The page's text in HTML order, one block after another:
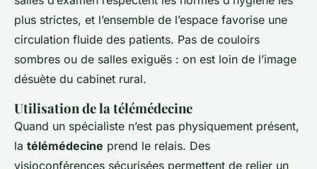
plus strictes, et l’ensemble de l’espace favorise une
circulation fluide des patients. Pas de couloirs
sombres ou de salles exiguës : on est loin de l’image
désuète du cabinet rural.
Utilisation de la télémédecine
Quand un spécialiste n’est pas physiquement présent,
la télémédecine prend le relais. Des
visioconférences sécurisées permettent de relier un